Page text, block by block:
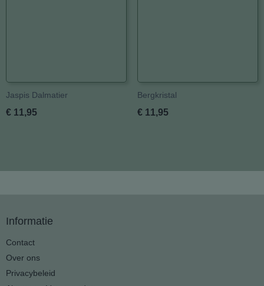
Jaspis Dalmatier
€ 11,95
Bergkristal
€ 11,95
Informatie
Contact
Over ons
Privacybeleid